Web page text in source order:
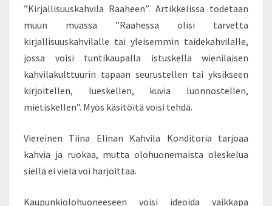
I
N
U
I
S
J
J
Ä
”Kirjallisuuskahvila Raaheen”. Artikkelissa todetaan
muun muassa ”Raahessa olisi tarvetta
kirjallisuuskahvilalle tai yleisemmin taidekahvilalle,
jossa voisi tuntikaupalla istuskella wieniläisen
kahvilakulttuurin tapaan seurustellen tai yksikseen
kirjoitellen, lueskellen, kuvia luonnostellen,
mietiskellen”. Myös käsitöitä voisi tehdä.
Viereinen Tiina Elinan Kahvila Konditoria tarjoaa
kahvia ja ruokaa, mutta olohuonemaista oleskelua
siellä ei vielä voi harjoittaa.
Kaupunkiolohuoneeseen voisi ideoida vaikkapa